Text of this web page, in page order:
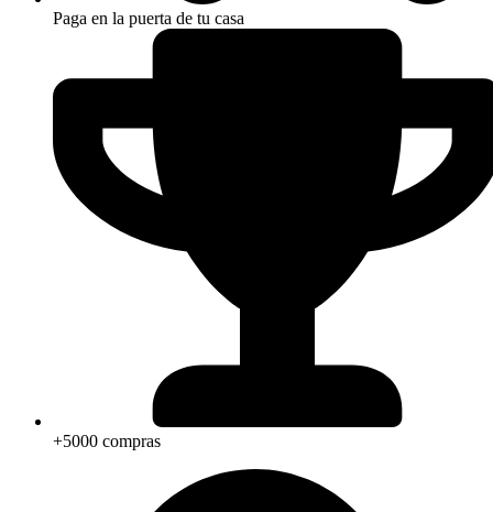
Paga en la puerta de tu casa
+5000 compras